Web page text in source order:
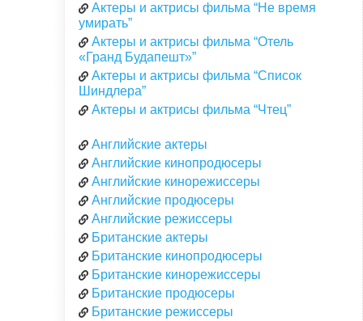
Актеры и актрисы фильма “Не время
умирать”
Актеры и актрисы фильма “Отель
«Гранд Будапешт»”
Актеры и актрисы фильма “Список
Шиндлера”
Актеры и актрисы фильма “Чтец”
Английские актеры
Английские кинопродюсеры
Английские кинорежиссеры
Английские продюсеры
Английские режиссеры
Британские актеры
Британские кинопродюсеры
Британские кинорежиссеры
Британские продюсеры
Британские режиссеры